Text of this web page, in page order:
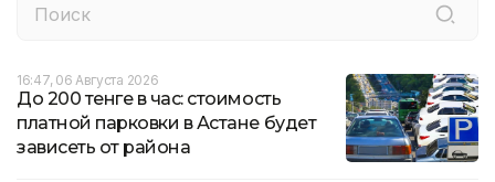
16:47, 06 Августа 2026
До 200 тенге в час: стоимость
платной парковки в Астане будет
зависеть от района